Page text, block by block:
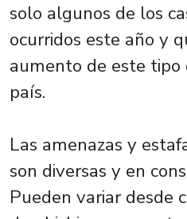
solo algunos de los
ocurridos este año y
aumento de este tipo
país.
Las amenazas y
son diversas y en
Pueden variar desde